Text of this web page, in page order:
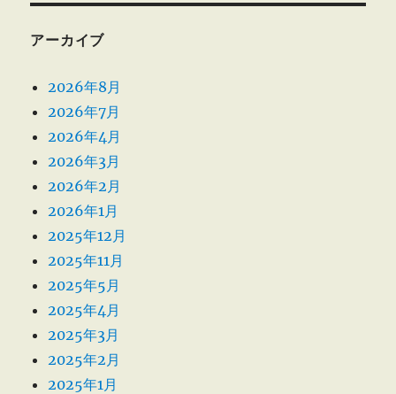
アーカイブ
2026年8月
2026年7月
2026年4月
2026年3月
2026年2月
2026年1月
2025年12月
2025年11月
2025年5月
2025年4月
2025年3月
2025年2月
2025年1月